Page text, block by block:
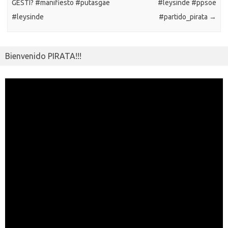
GESTI? #manifiesto #putasgae
#leysinde
#leysinde #ppsoe
#partido_pirata →
Bienvenido PIRATA!!!